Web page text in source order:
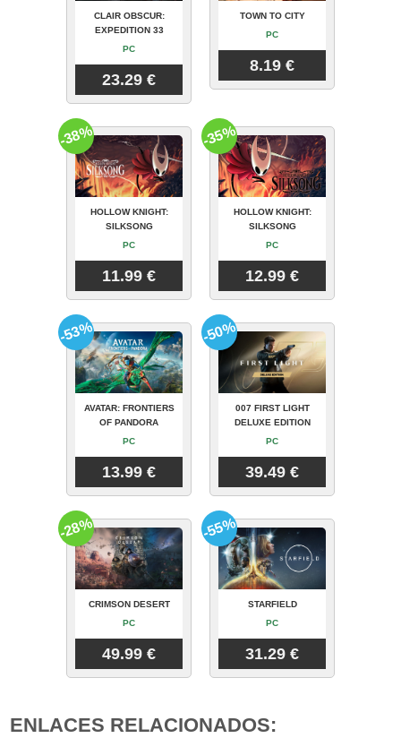
CLAIR OBSCUR:
EXPEDITION 33
PC
23.29 €
TOWN TO CITY
PC
8.19 €
HOLLOW KNIGHT:
SILKSONG
PC
11.99 €
-38%
HOLLOW KNIGHT:
SILKSONG
PC
12.99 €
-35%
AVATAR: FRONTIERS
OF PANDORA
PC
13.99 €
-53%
007 FIRST LIGHT
DELUXE EDITION
PC
39.49 €
-50%
CRIMSON DESERT
PC
49.99 €
-28%
STARFIELD
PC
31.29 €
-55%
ENLACES RELACIONADOS: